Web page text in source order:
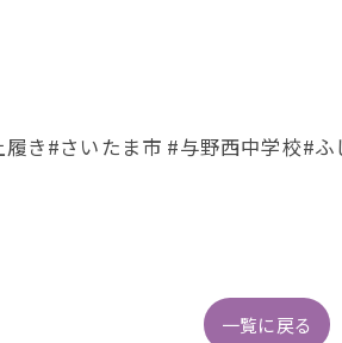
き#さいたま市 #与野西中学校#
一覧に戻る